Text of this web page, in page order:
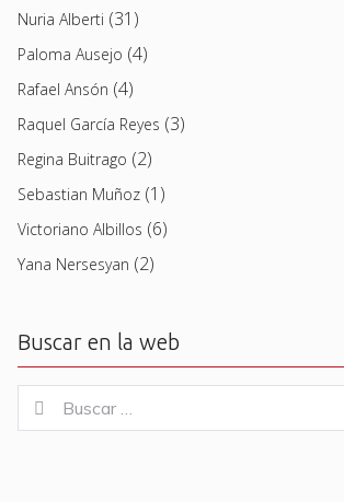
Nuria Alberti (31)
Paloma Ausejo (4)
Rafael Ansón (4)
Raquel García Reyes (3)
Regina Buitrago (2)
Sebastian Muñoz (1)
Victoriano Albillos (6)
Yana Nersesyan (2)
Buscar en la web
for:
Buscar